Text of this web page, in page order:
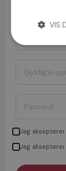
Jeg aksepterer
Jeg aksepterer
VIS